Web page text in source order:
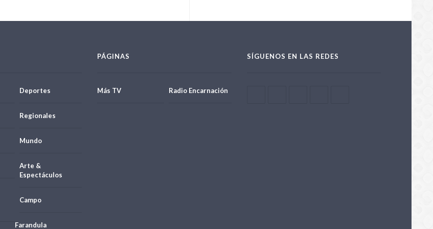
Deportes
Regionales
Mundo
Arte &
Espectáculos
Campo
Farandula
PÁGINAS
Más TV Radio Encarnación
SÍGUENOS EN LAS REDES